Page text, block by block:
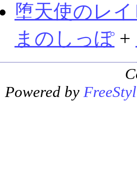
堕天使のレ
まのしっぽ +
Powered by